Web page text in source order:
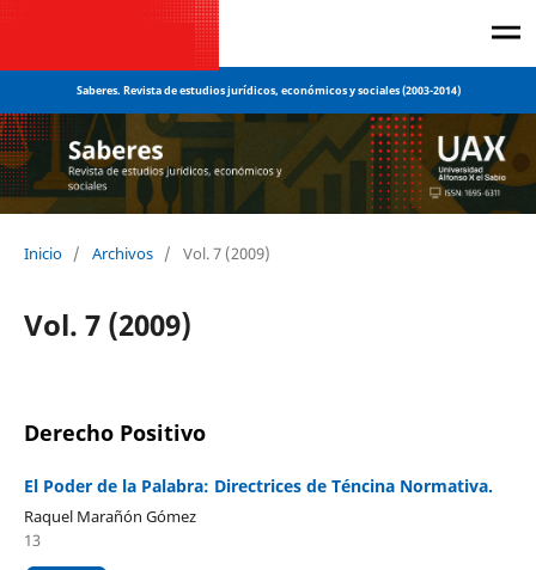
Saberes. Revista de estudios jurídicos, económicos y sociales (2003-2014)
Inicio / Archivos / Vol. 7 (2009)
Vol. 7 (2009)
Derecho Positivo
El Poder de la Palabra: Directrices de Téncina Normativa.
Raquel Marañón Gómez
13